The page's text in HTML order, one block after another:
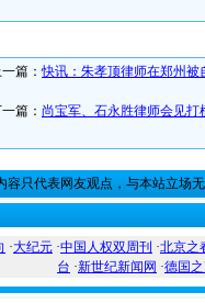
篇：快讯：朱孝顶律师在郑州
篇： 尚宝军、石永胜律师会见
容只代表网友观点，与本站立场
·大纪元 ·中国人权双周刊 ·北京之
台 ·新世纪新闻网 ·德国